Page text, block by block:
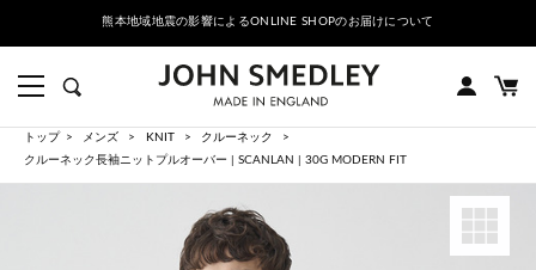
熊本地域地震の影響によるONLINE SHOPのお届けについて
トップ メンズ KNIT
クルーネック
クルーネック長袖ニットプルオーバー | SCANLAN | 30G MODERN FIT